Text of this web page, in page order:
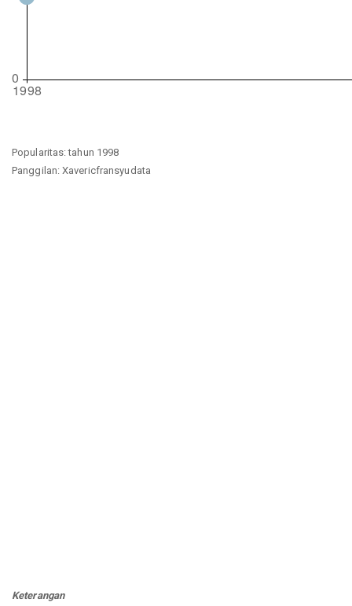
Popularitas: tahun 1998
Panggilan: Xavericfransyudata
Keterangan